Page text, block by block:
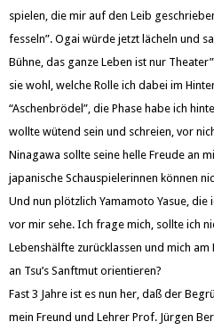
spielen, die mir auf den Leib
fesseln”. Ogai würde jetzt lächeln und
Bühne, das ganze Leben ist nur
sie wohl, welche Rolle ich dabei im
“Aschenbrödel”, die Phase habe ich
wollte wütend sein und schreien, vor
Ninagawa sollte seine helle Freude an
japanische Schauspielerinnen können
Und nun plötzlich Yamamoto Yasue, die
vor mir sehe. Ich frage mich, sollte ich
Lebenshälfte zurücklassen und mich
an Tsu’s Sanftmut orientieren?
Fast 3 Jahre ist es nun her, daß der
mein Freund und Lehrer Prof. Jürgen